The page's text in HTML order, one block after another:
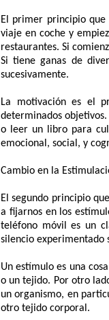
El primer principio
viaje en coche y
restaurantes. Si
Si tiene ganas de
sucesivamente.
La motivación es el
determinados objetivos.
o leer un libro para
emocional, social , y
Cambio en la E
El segundo principio
a fijarnos en los
teléfono móvil es un
silencio experimentado
Un estímulo es una
o un tejido. Por otro
un organismo, en
otro tejido corporal.